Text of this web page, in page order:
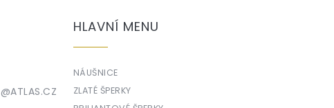
@ATLAS.CZ
HLAVNÍ MENU
NÁUŠNICE
ZLATÉ ŠPERKY